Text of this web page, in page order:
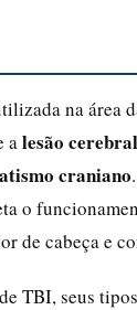
na área
a lesão
craniano
o
de cabeça e
TBI, seus